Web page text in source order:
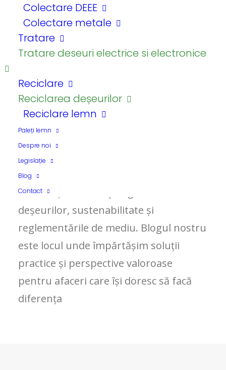
Colectare DEEE
Colectare metale
Tratare
Tratare deseuri electrice si electronice
Reciclare
Reciclarea deșeurilor
Reciclare lemn
Paleți lemn
Despre noi
Legislație
Blog
Contact
Resurse Utile
Descoperă ultimele noutăți, sfaturi și
informații utile despre gestionarea
deșeurilor, sustenabilitate și
reglementările de mediu. Blogul nostru
este locul unde împărtășim soluții
practice și perspective valoroase
pentru afaceri care își doresc să facă
diferența